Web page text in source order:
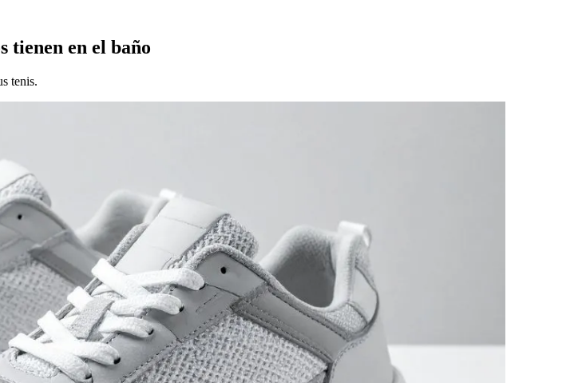
tienen en el baño
tenis.